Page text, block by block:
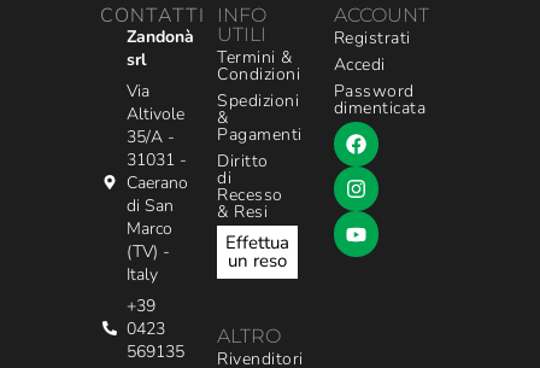
CONTATTI
Zandonà
srl
Via
Altivole
35/A -
31031 -
Caerano
di San
Marco
(TV) -
Italy
+39
0423
569135
INFO
UTILI
Termini &
Condizioni
Spedizioni
&
Pagamenti
Diritto
di
Recesso
& Resi
Effettua
un reso
ALTRO
Rivenditori
ACCOUNT
Registrati
Accedi
Password
dimenticata